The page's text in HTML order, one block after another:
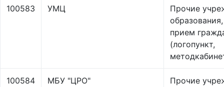
100583 УМЦ
Прочие
прием
(логопункт,
100584 МБУ "ЦРО"
Прочие